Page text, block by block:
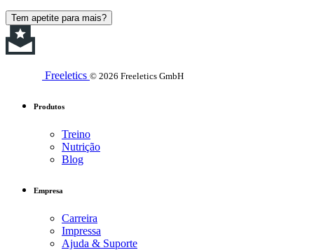
Tem apetite para mais?
Freeletics © 2026 Freeletics GmbH
Produtos
Treino
Nutrição
Blog
Empresa
Carreira
Impressa
Ajuda & Suporte